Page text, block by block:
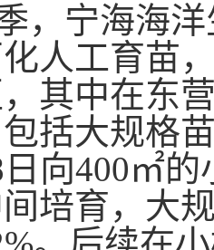
，宁海海
人工育苗
其中在东
括大规格
日向400㎡的
培育，大